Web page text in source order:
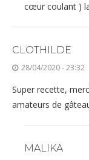
cœur coulant )
CLOTHILDE
28/04/2020 - 23:32
Super recette,
amateurs de
MALIKA